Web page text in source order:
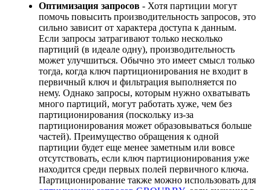
Оптимизация запросов - Хотя партиции могут
помочь повысить производительность запросов, это
сильно зависит от характера доступа к данным.
Если запросы затрагивают только несколько
партиций (в идеале одну), производительность
может улучшиться. Обычно это имеет смысл только
тогда, когда ключ партиционирования не входит в
первичный ключ и фильтрация выполняется по
нему. Однако запросы, которым нужно охватывать
много партиций, могут работать хуже, чем без
партиционирования (поскольку из-за
партиционирования может образовываться больше
частей). Преимущество обращения к одной
партиции будет еще менее заметным или вовсе
отсутствовать, если ключ партиционирования уже
находится среди первых полей первичного ключа.
Партиционирование также можно использовать для